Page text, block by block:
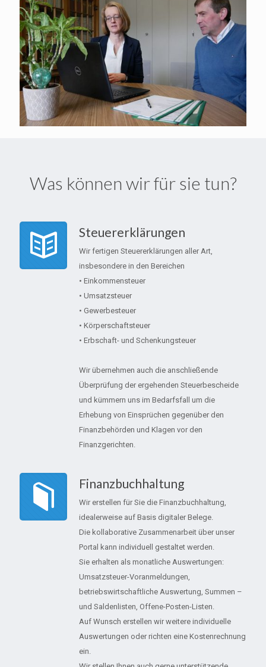
Was können wir für sie tun?
Steuererklärungen
Wir fertigen Steuererklärungen aller Art,
insbesondere in den Bereichen
• Einkommensteuer
• Umsatzsteuer
• Gewerbesteuer
• Körperschaftsteuer
• Erbschaft- und Schenkungsteuer
Wir übernehmen auch die anschließende
Überprüfung der ergehenden Steuerbescheide
und kümmern uns im Bedarfsfall um die
Erhebung von Einsprüchen gegenüber den
Finanzbehörden und Klagen vor den
Finanzgerichten.
Finanzbuchhaltung
Wir erstellen für Sie die Finanzbuchhaltung,
idealerweise auf Basis digitaler Belege.
Die kollaborative Zusammenarbeit über unser
Portal kann individuell gestaltet werden.
Sie erhalten als monatliche Auswertungen:
Umsatzsteuer-Voranmeldungen,
betriebswirtschaftliche Auswertung, Summen –
und Saldenlisten, Offene-Posten-Listen.
Auf Wunsch erstellen wir weitere individuelle
Auswertungen oder richten eine Kostenrechnung
ein.